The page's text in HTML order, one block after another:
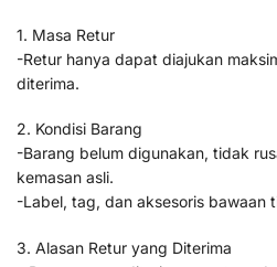
1. Masa Retur
-Retur hanya dapat diajukan
diterima.
2. Kondisi Barang
-Barang belum digunakan, tidak
kemasan asli.
-Label, tag, dan aksesoris bawaan
3. Alasan Retur yang Diterima